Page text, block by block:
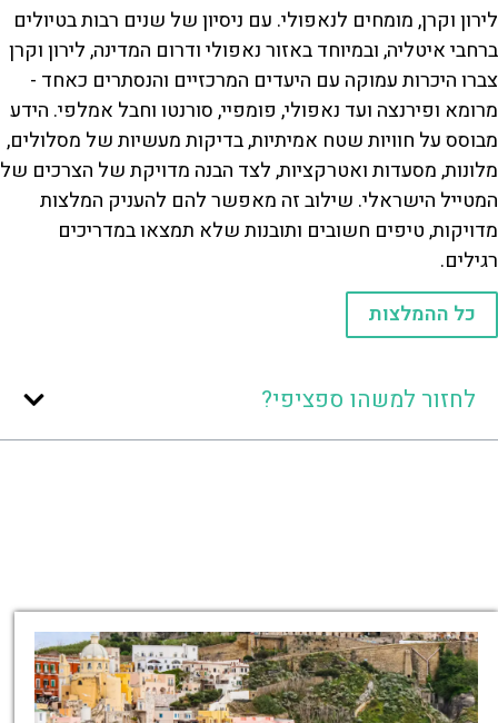
לירון וקרן, מומחים לנאפולי. עם ניסיון של שנים רבות בטיולים
ברחבי איטליה, ובמיוחד באזור נאפולי ודרום המדינה, לירון וקרן
צברו היכרות עמוקה עם היעדים המרכזיים והנסתרים כאחד -
מרומא ופירנצה ועד נאפולי, פומפיי, סורנטו וחבל אמלפי. הידע
מבוסס על חוויות שטח אמיתיות, בדיקות מעשיות של מסלולים,
מלונות, מסעדות ואטרקציות, לצד הבנה מדויקת של הצרכים של
המטייל הישראלי. שילוב זה מאפשר להם להעניק המלצות
מדויקות, טיפים חשובים ותובנות שלא תמצאו במדריכים
רגילים.
כל ההמלצות
לחזור למשהו ספציפי?